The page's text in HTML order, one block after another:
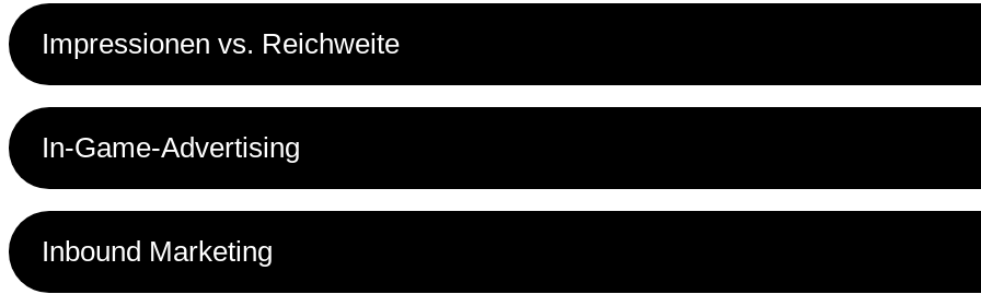
Impressionen vs. Reichweite
In-Game-Advertising
Inbound Marketing